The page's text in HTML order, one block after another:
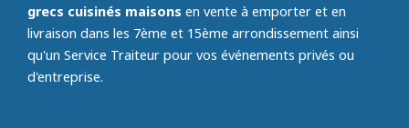
grecs cuisinés maisons en vente à emporter et en
livraison dans les 7ème et 15ème arrondissement ainsi
qu'un Service Traiteur pour vos événements privés ou
d'entreprise.